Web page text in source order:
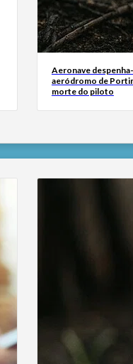
Aeronave
aeródromo de
morte do piloto